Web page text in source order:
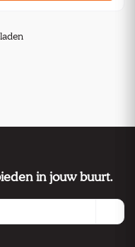
in jouw buurt.